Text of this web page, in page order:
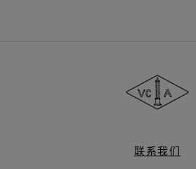
&
Arpels
梵
雅
宝
联系我们